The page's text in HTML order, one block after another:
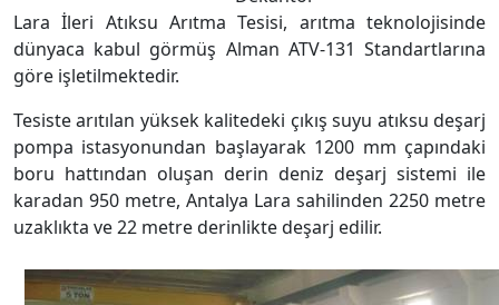
Lara İleri Atıksu Arıtma Tesisi, arıtma teknolojisinde
dünyaca kabul görmüş Alman ATV-131 Standartlarına
göre işletilmektedir.
Tesiste arıtılan yüksek kalitedeki çıkış suyu atıksu deşarj
pompa istasyonundan başlayarak 1200 mm çapındaki
boru hattından oluşan derin deniz deşarj sistemi ile
karadan 950 metre, Antalya Lara sahilinden 2250 metre
uzaklıkta ve 22 metre derinlikte deşarj edilir.